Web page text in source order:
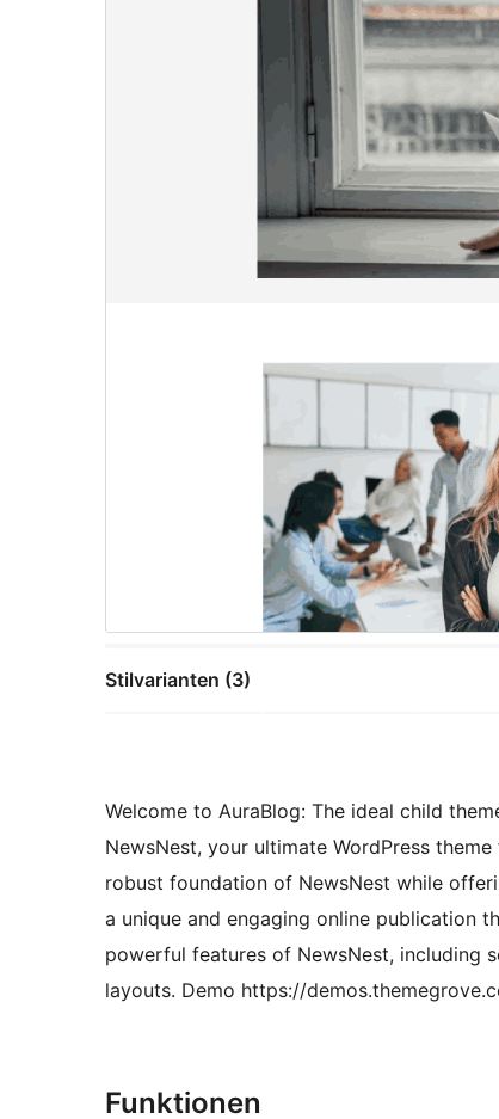
Stilvarianten (3)
Welcome to AuraBlog: The ideal child
NewsNest, your ultimate WordPress
robust foundation of NewsNest while
a unique and engaging online publication
powerful features of NewsNest, including
layouts. Demo https://
Funktionen